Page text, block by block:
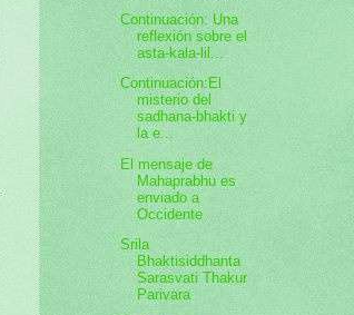
Continuación: Una
reflexión sobre el
asta-kala-lil...
Continuación:El
misterio del
sadhana-bhakti y
la e...
El mensaje de
Mahaprabhu es
enviado a
Occidente
Srila
Bhaktisiddhanta
Sarasvati Thakur
Parivara